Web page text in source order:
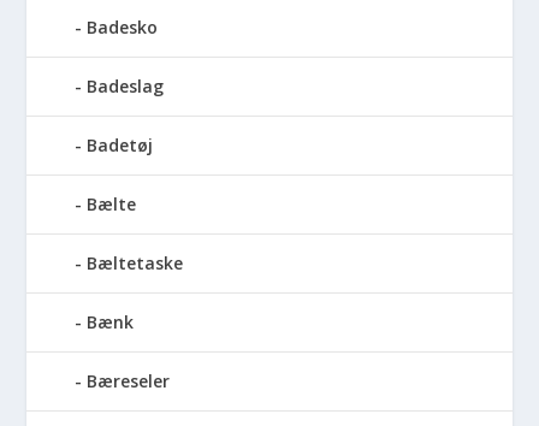
Badesko
Badeslag
Badetøj
Bælte
Bæltetaske
Bænk
Bæreseler